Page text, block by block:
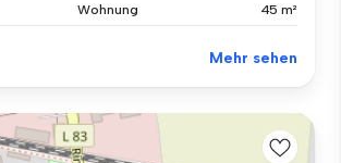
Wohnung 45 m²
Mehr sehen